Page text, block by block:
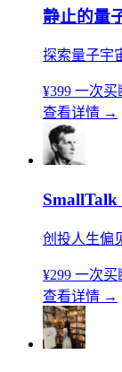
静止的量
探索量子宇
¥399 一次买
查看详情 →
SmallTalk
创投人生偏
¥299 一次买
查看详情 →